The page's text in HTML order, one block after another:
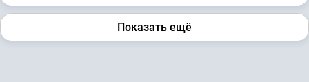
Показать ещё